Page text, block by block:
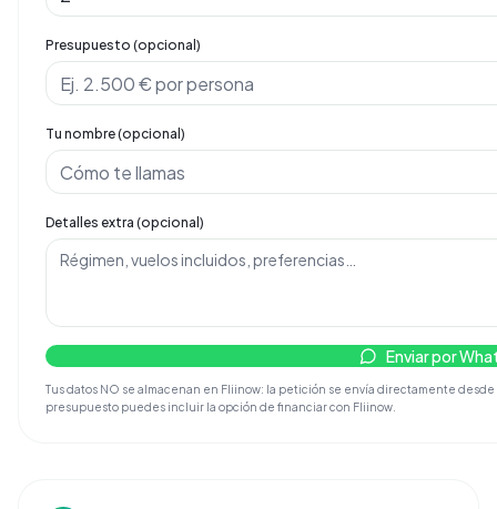
Presupuesto (opcional)
Tu nombre (opcional)
Detalles extra (opcional)
Enviar por
Tus datos NO se almacenan en Fliinow: la petición se envía directamente
presupuesto puedes incluir la opción de financiar con Fliinow.